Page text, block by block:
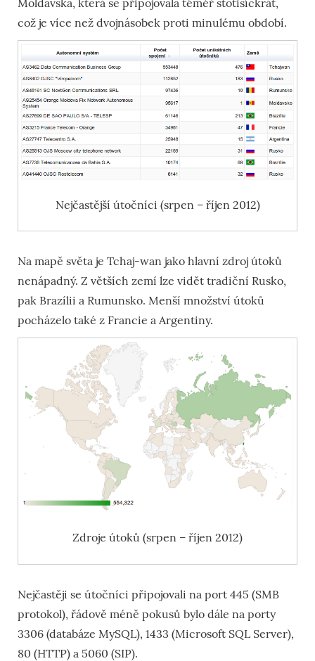
Moldavska, která se připojovala téměř stotisíckrát,
což je více než dvojnásobek proti minulému období.
Nejčastější útočníci (srpen – říjen 2012)
Na mapě světa je Tchaj-wan jako hlavní zdroj útoků
nenápadný. Z větších zemí lze vidět tradiční Rusko,
pak Brazílii a Rumunsko. Menší množství útoků
pocházelo také z Francie a Argentiny.
Zdroje útoků (srpen – říjen 2012)
Nejčastěji se útočníci připojovali na port 445 (SMB
protokol), řádově méně pokusů bylo dále na porty
3306 (databáze MySQL), 1433 (Microsoft SQL Server),
80 (HTTP) a 5060 (SIP).